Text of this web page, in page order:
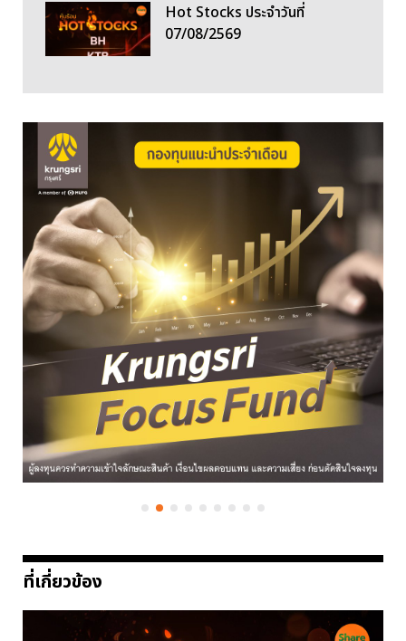
Hot Stocks ประจำวันที่
07/08/2569
ที่เกี่ยวข้อง